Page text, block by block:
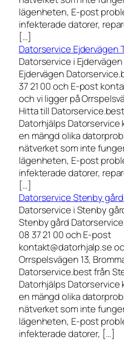
lägenheten, E-post
infekterade datorer,
[…]
Datorservice Ejdervägen
Datorservice i
Ejdervägen
37 21 00 och E-post
och vi ligger på
Hitta till
Datorhjälps Datorservice
en mängd olika
nätverket som inte
lägenheten, E-post
infekterade datorer,
[…]
Datorservice Stenby gård
Datorservice i Stenby
Stenby gård
08 37 21 00 och E-post
kontakt@datorhjalp.se
Orrspelsvägen 13,
Datorservice.best från
Datorhjälps Datorservice
en mängd olika
nätverket som inte
lägenheten, E-post
infekterade datorer, […]